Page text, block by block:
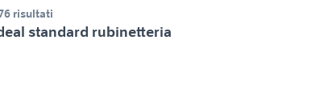
risultati
standard rubinetteria